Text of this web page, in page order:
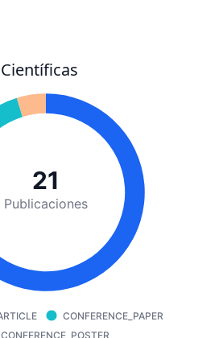
Publicaciones
21
CONFERENCE_PAPER
CONFERENCE_POSTER